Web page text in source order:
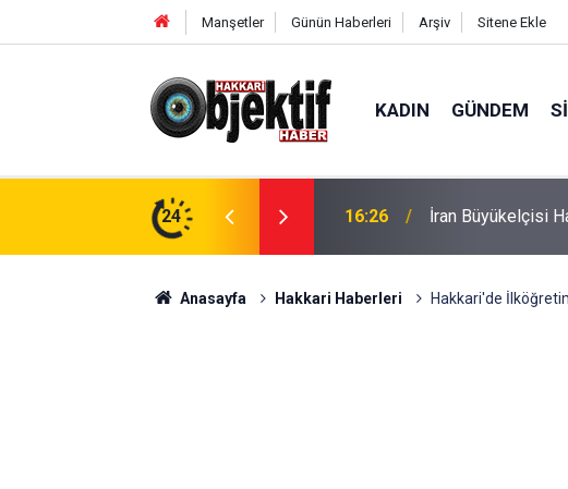
Manşetler Günün Haberleri Arşiv Sitene Ekle
KADIN GÜNDEM
24 16:13 Hakkari
Anasayfa Hakkari Haberleri Hakkari'de